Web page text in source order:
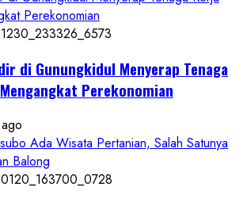
Perekonomian
di Gunungkidul Menyerap Tenaga
Perekonomian
Ada Wisata Pertanian, Salah Satunya
Balong